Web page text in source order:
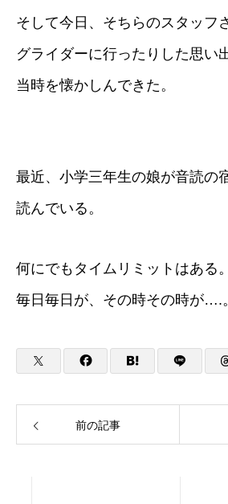
そして今日、そちらのスタッフ
グライダーに行ったりした思い
当時を懐かしんできた。
最近、小学三年生の娘が音読の
読んでいる。
何にでもタイムリミットはある。
毎日毎日が、その時その時が….。
前の記事